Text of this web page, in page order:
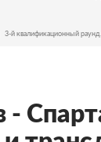
3-й квалификационный
-